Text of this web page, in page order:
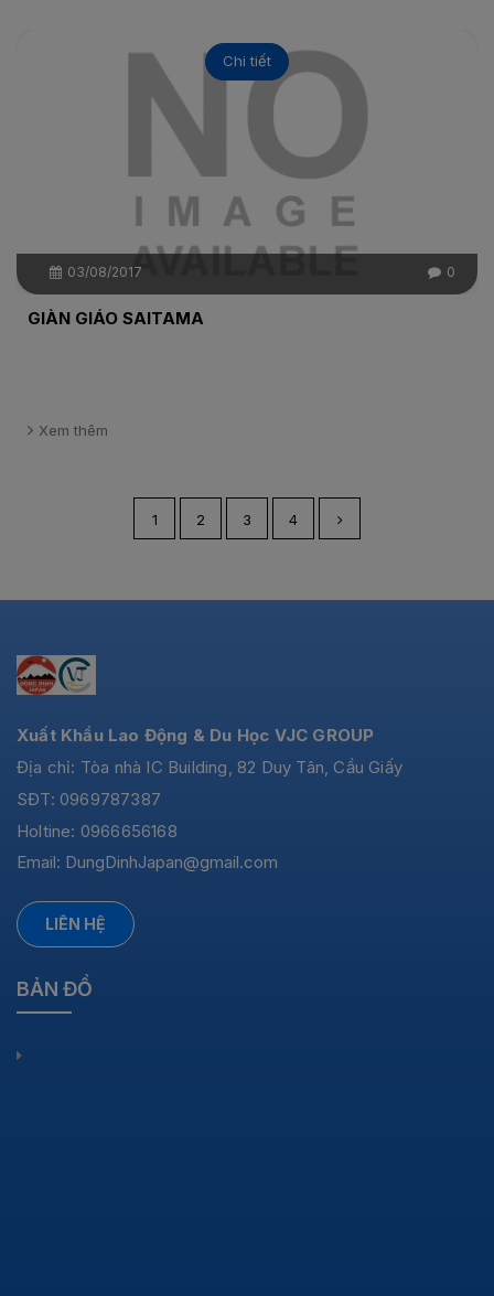
03/08/2017 0
Chi tiết
GIÀN GIÁO SAITAMA
Xem thêm
1 2 3 4
Xuất Khẩu Lao Động & Du Học VJC GROUP
Địa chỉ: Tòa nhà IC Building, 82 Duy Tân, Cầu Giấy
SĐT: 0969787387
Holtine: 0966656168
Email: DungDinhJapan@gmail.com
LIÊN HỆ
BẢN ĐỒ